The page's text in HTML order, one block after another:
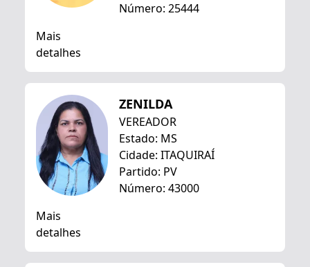
Número: 25444
Mais
detalhes
ZENILDA
VEREADOR
Estado: MS
Cidade: ITAQUIRAÍ
Partido: PV
Número: 43000
Mais
detalhes